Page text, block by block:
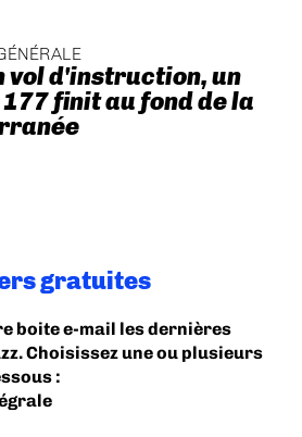
vol d'instruction, un
177 finit au fond de la
gratuites
boite e-mail les dernières
Choisissez une ou plusieurs
: